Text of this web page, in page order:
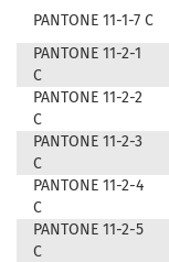
PANTONE 11-1-7 C
PANTONE 11-2-1
C
PANTONE 11-2-2
C
PANTONE 11-2-3
C
PANTONE 11-2-4
C
PANTONE 11-2-5
C